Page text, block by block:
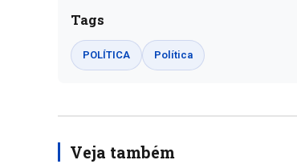
Tags
POLÍTICA Política
Veja também